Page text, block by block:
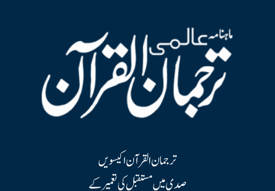
ترجمان القرآن اکیسویں
صدی میں مستقبل کی تعمیر کے